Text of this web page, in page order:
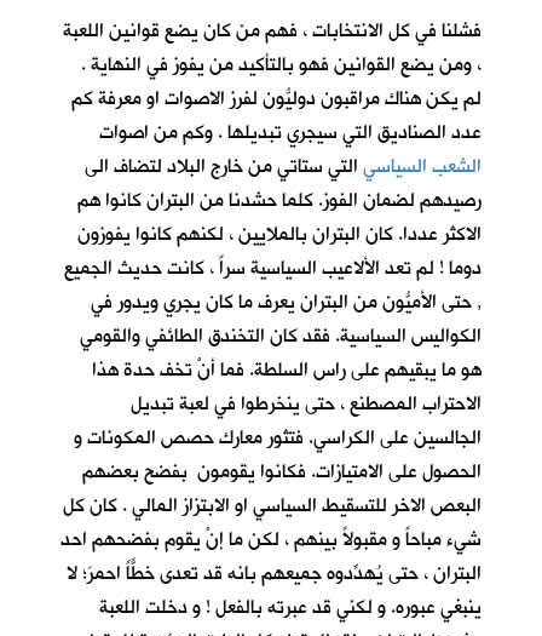
فشلنا في كل الانتخابات ، فهم من كان يضع قوانين اللعبة
، ومن يضع القوانين فهو بالتأكيد من يفوز في النهاية .
لم يكن هناك مراقبون دوليُّون لفرز الاصوات او معرفة كم
عدد الصناديق التي سيجري تبديلها . وكم من اصوات
الشعب السياسيالتي ستاتي من خارج البلاد لتضاف الى
رصيدهم لضمان الفوز. كلما حشدنا من البتران كانوا هم
الاكثر عددا. كان البتران بالملايين ، لكنهم كانوا يفوزون
دوما ! لم تعد الألاعيب السياسية سراً ، كانت حديث الجميع
, حتى الأميُّون من البتران يعرف ما كان يجري ويدور في
الكواليس السياسية. فقد كان التخندق الطائفي والقومي
هو ما يبقيهم على راس السلطة. فما أنْ تخف حدة هذا
الاحتراب المصطنع ، حتى ينخرطوا في لعبة تبديل
الجالسين على الكراسي. فتثور معارك حصص المكونات و
الحصول على الامتيازات. فكانوا يقومون بفضح بعضهم
البعص الاخر للتسقيط السياسي او الابتزاز المالي . كان كل
شيء مباحاً و مقبولاً بينهم ، لكن ما إنْ يقوم بفضحهم احد
البتران ، حتى يُهدِّدوه جميعهم بانه قد تعدى خطًّاً احمرَ؛ لا
ينبغي عبوره. و لكني قد عبرته بالفعل ! و دخلت اللعبة